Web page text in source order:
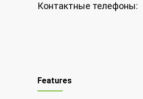
Контактные телефоны:
Features